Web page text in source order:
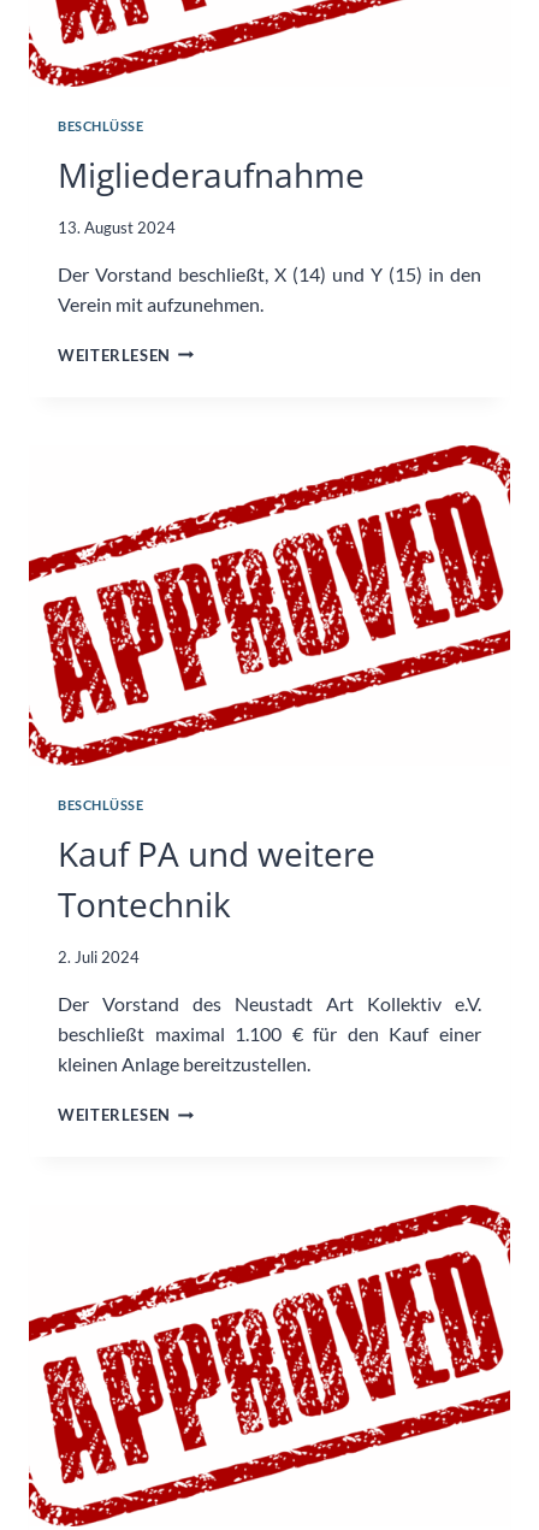
BESCHLÜSSE
Migliederaufnahme
13. August 2024
Der Vorstand beschließt, X (14) und Y (15) in den
Verein mit aufzunehmen.
WEITERLESEN MIGLIEDERAUFNAHME
BESCHLÜSSE
Kauf PA und weitere
Tontechnik
2. Juli 2024
Der Vorstand des Neustadt Art Kollektiv e.V.
beschließt maximal 1.100 € für den Kauf einer
kleinen Anlage bereitzustellen.
WEITERLESEN KAUF